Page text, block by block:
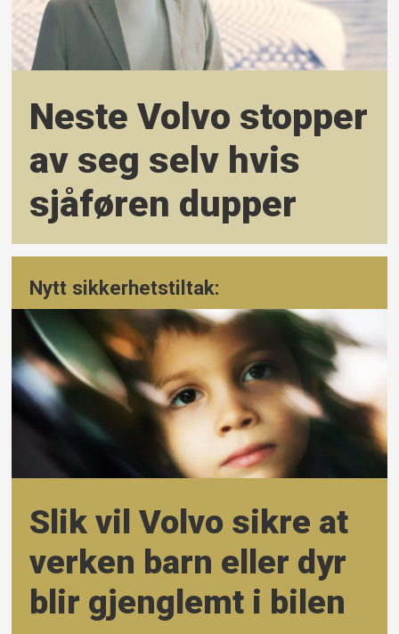
Neste Volvo stopper
av seg selv hvis
sjåføren dupper
Nytt sikkerhetstiltak:
Slik vil Volvo sikre at
verken barn eller dyr
blir gjenglemt i bilen